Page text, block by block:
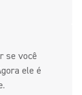
se você
ele é